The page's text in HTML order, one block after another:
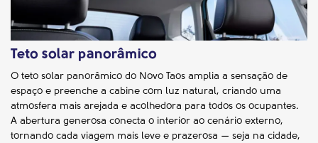
Teto solar panorâmico
O teto solar panorâmico do Novo Taos amplia a sensação de
espaço e preenche a cabine com luz natural, criando uma
atmosfera mais arejada e acolhedora para todos os ocupantes.
A abertura generosa conecta o interior ao cenário externo,
tornando cada viagem mais leve e prazerosa — seja na cidade,